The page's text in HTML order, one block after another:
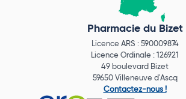
Pharmacie du Bizet
Licence ARS : 590009874
Licence Ordinale : 126921
49 boulevard Bizet
59650 Villeneuve d'Ascq
Contactez-nous !